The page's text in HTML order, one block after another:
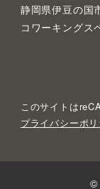
静岡県伊豆の国
コワーキングス
このサイトは
プライバシーポ
©